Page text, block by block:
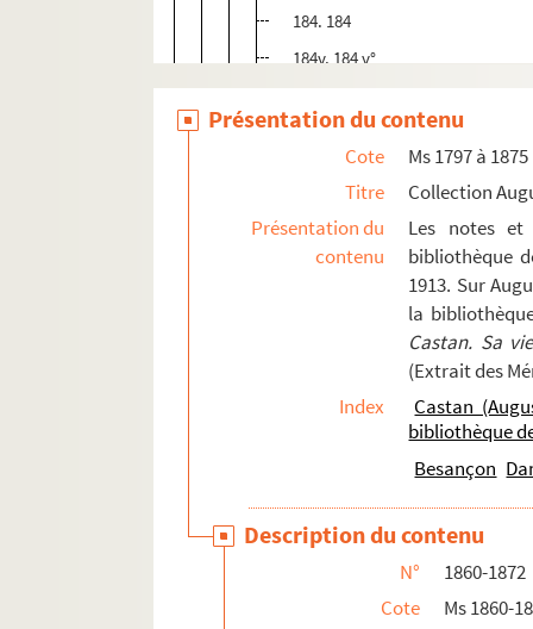
184. 184
184v. 184 v°
186. 186
186v. 186 v°
187. 187
188. 188
192v. 192 v°
Présentation du contenu
Cote
Ms 1797 à 1875
Titre
Collection
Présentation du
contenu
Les notes
bibliothèque
1913. Sur
la
Castan. Sa
(Extrait des
Index
Castan
bibliothèque
Besançon
Description du contenu
N°
1860-1872
Cote
Ms 1860-